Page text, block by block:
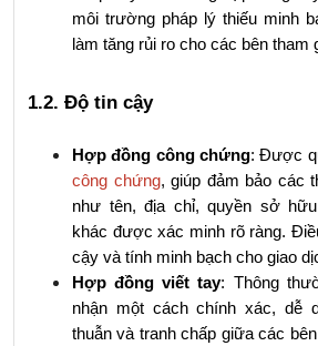
môi trường pháp lý thiếu minh
làm tăng rủi ro cho các bên tham
1.2. Độ tin cậy
Hợp đồng công chứng: Được
công chứng, giúp đảm bảo các
như tên, địa chỉ, quyền sở
khác được xác minh rõ ràng.
cậy và tính minh bạch cho giao
Hợp đồng viết tay: Thông
nhận một cách chính xác, dễ
thuẫn và tranh chấp giữa các